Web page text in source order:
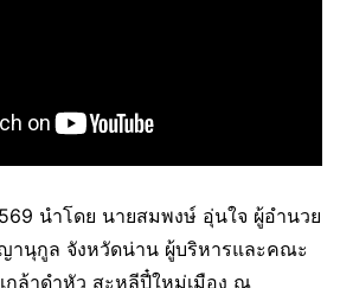
นำโดย นายสมพงษ์ อุ่นใจ ผู้อำนวย
านุกูล จังหวัดน่าน ผู้บริหารและคณะ
กล้าดำหัว สะหลีปี๋ใหม่เมือง ณ